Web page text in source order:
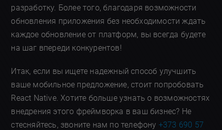
разработку. Более того, благодаря возможности
обновления приложения без необходимости ждать
каждое обновление от платформ, вы всегда будете
на шаг впереди конкурентов!
Итак, если вы ищете надежный способ улучшить
ваше мобильное предложение, стоит попробовать
React Native. Хотите больше узнать о возможностях
внедрения этого фреймворка в ваш бизнес? Не
стесняйтесь, звоните нам по телефону +373 690 57